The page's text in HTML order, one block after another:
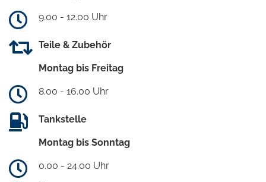
9.00 - 12.00 Uhr
Teile & Zubehör
Montag bis Freitag
8.00 - 16.00 Uhr
Tankstelle
Montag bis Sonntag
0.00 - 24.00 Uhr